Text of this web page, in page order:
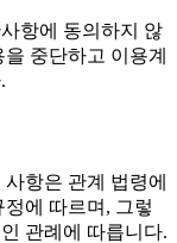
항에 동의하지 않
중단하고 이용계
항은 관계 법령에
에 따르며, 그렇
관례에 따릅니다.